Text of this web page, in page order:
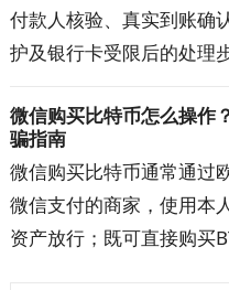
付款人核验、真实到账确
护及银行卡受限后的处理
误收涉诈款和账户异常的
完整材料。
微信购买比特币怎么操作
骗指南
微信购买比特币通常通过
微信支付的商家，使用本
资产放行；既可直接购买